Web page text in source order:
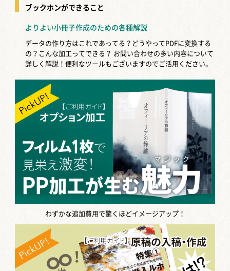
ブックホンができること
よりよい小冊子作成のための各種解説
データの作り方はこれであってる？どうやってPDFに変換する
の？こんな加工ってできる？ お問い合わせの多い内容について
詳しく解説！便利なツールもございますのでご活用ください。
わずかな追加費用で驚くほどイメージアップ！